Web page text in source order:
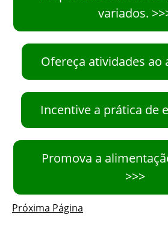
variados.
Ofereça atividades ao
Incentive a prática de
Promova a
>>>
Próxima Página